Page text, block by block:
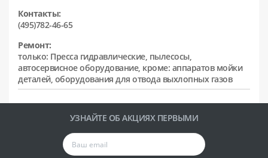
Контакты:
(495)782-46-65
Ремонт:
только: Пресса гидравлические, пылесосы,
автосервисное оборудование, кроме: аппаратов мойки
деталей, оборудования для отвода выхлопных газов
УЗНАЙТЕ ОБ АКЦИЯХ ПЕРВЫМИ